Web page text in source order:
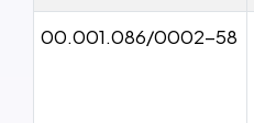
00.001.086/0002-58